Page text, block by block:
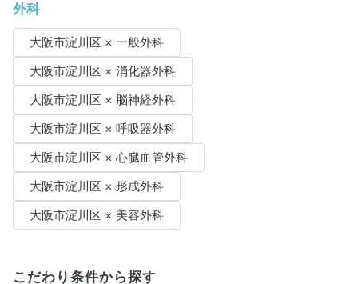
外科
大阪市淀川区 × 一般外科
大阪市淀川区 × 消化器外科
大阪市淀川区 × 脳神経外科
大阪市淀川区 × 呼吸器外科
大阪市淀川区 × 心臓血管外科
大阪市淀川区 × 形成外科
大阪市淀川区 × 美容外科
こだわり条件から探す